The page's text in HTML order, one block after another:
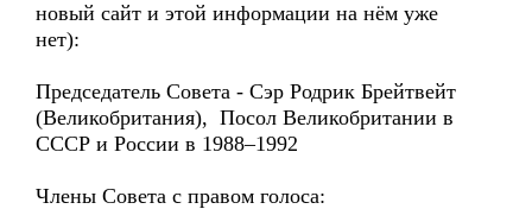
новый сайт и этой информации на нём уже
нет):
Председатель Совета - Сэр Родрик Брейтвейт
(Великобритания), Посол Великобритании в
СССР и России в 1988–1992
Члены Совета с правом голоса: